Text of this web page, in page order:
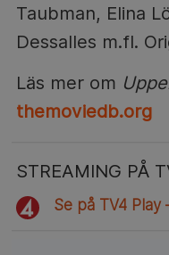
Taubman, Elina
Dessalles m.fl.
Läs mer om
themoviedb.org
STREAMING PÅ
Se på TV4 Play